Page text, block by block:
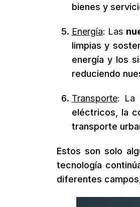
bienes y
Energía: Las
limpias y
energía y los
reduciendo
Transporte: La
eléctricos, la
transporte
Estos son solo
tecnología
diferentes